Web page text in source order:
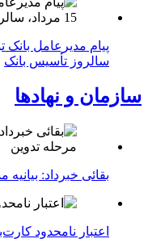
سالروز تأسیس بانک
سازمان و نهادها
بقائی خبرداد:
اعتبار نامحدود